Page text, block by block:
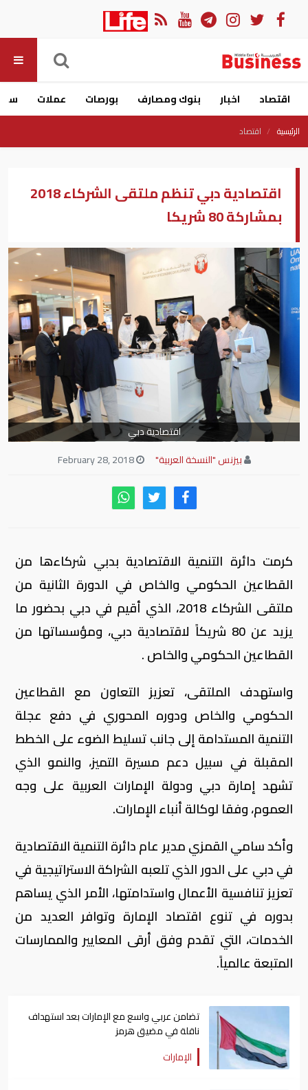
اقتصاد اخبار بنوك ومصارف بورصات عملات
الرئيسية اقتصاد
اقتصادية دبي تنظم ملتقى الشركاء 2018
بمشاركة 80 شريكا
اقتصادية دبي
بيزنس "النسخة العربية"
February 28, 2018
كرمت دائرة التنمية الاقتصادية بدبي شركاءها من
القطاعين الحكومي والخاص في الدورة الثانية من
ملتقى الشركاء 2018، الذي أقيم في دبي بحضور ما
يزيد عن 80 شريكاً لاقتصادية دبي، ومؤسساتها من
القطاعين الحكومي والخاص .
واستهدف الملتقى، تعزيز التعاون مع القطاعين
الحكومي والخاص ودوره المحوري في دفع عجلة
التنمية المستدامة إلى جانب تسليط الضوء على الخطط
المقبلة في سبيل دعم مسيرة التميز، والنمو الذي
تشهد إمارة دبي ودولة الإمارات العربية على وجه
العموم، وفقا لوكالة أنباء الإمارات.
وأكد سامي القمزي مدير عام دائرة التنمية الاقتصادية
في دبي على الدور الذي تلعبه الشراكة الاستراتيجية في
تعزيز تنافسية الأعمال واستدامتها، الأمر الذي يساهم
بدوره في تنوع اقتصاد الإمارة وتوافر العديد من
الخدمات، التي تقدم وفق أرقى المعايير والممارسات
المتبعة عالمياً.
تضامن عربي واسع مع الإمارات بعد استهداف
ناقلة في مضيق هرمز
الإمارات